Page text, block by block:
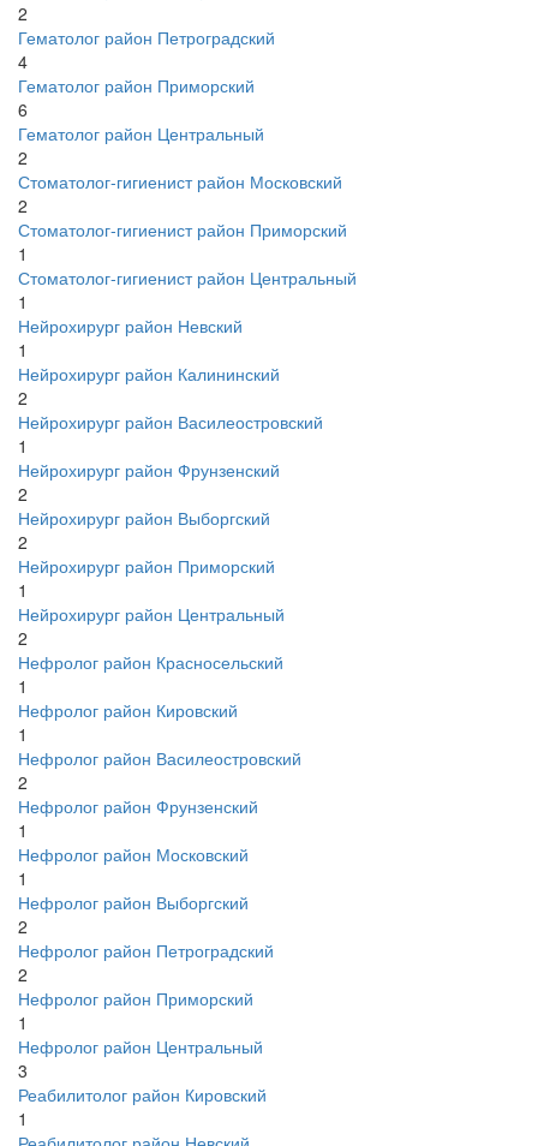
2
Гематолог район Петроградский
4
Гематолог район Приморский
6
Гематолог район Центральный
2
Стоматолог-гигиенист район Московский
2
Стоматолог-гигиенист район Приморский
1
Стоматолог-гигиенист район Центральный
1
Нейрохирург район Невский
1
Нейрохирург район Калининский
2
Нейрохирург район Василеостровский
1
Нейрохирург район Фрунзенский
2
Нейрохирург район Выборгский
2
Нейрохирург район Приморский
1
Нейрохирург район Центральный
2
Нефролог район Красносельский
1
Нефролог район Кировский
1
Нефролог район Василеостровский
2
Нефролог район Фрунзенский
1
Нефролог район Московский
1
Нефролог район Выборгский
2
Нефролог район Петроградский
2
Нефролог район Приморский
1
Нефролог район Центральный
3
Реабилитолог район Кировский
1